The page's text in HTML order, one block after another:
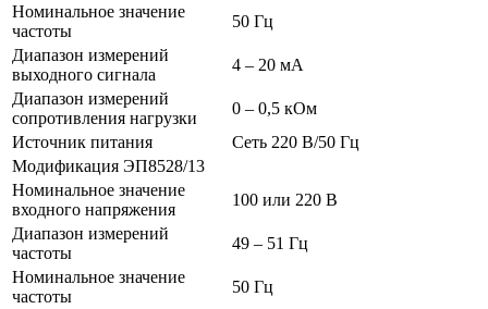
Номинальное значение
частоты
50 Гц
Диапазон измерений
выходного сигнала
4 – 20 мА
Диапазон измерений
сопротивления нагрузки
0 – 0,5 кОм
Источник питания
Сеть 220 В/50 Гц
Модификация ЭП8528/13
Номинальное значение
входного напряжения
100 или 220 В
Диапазон измерений
частоты
49 – 51 Гц
Номинальное значение
частоты
50 Гц